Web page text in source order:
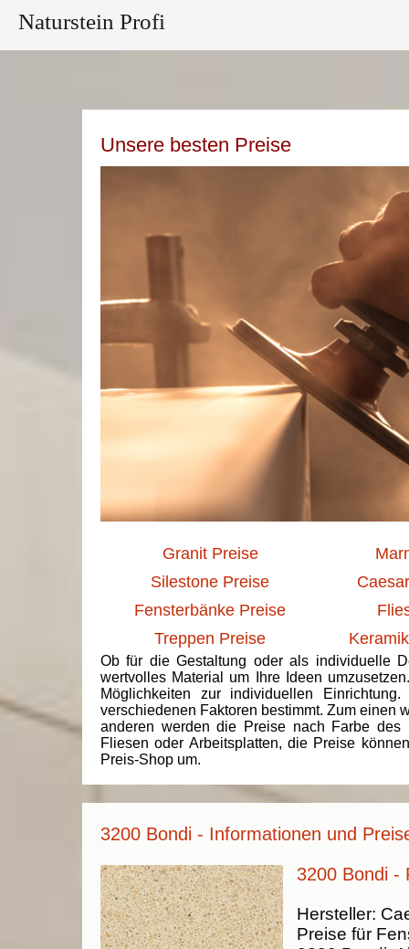
Naturstein Profi
Unsere besten Preise
Granit Preise
Silestone Preise
Fensterbänke Preise
Treppen Preise
Ob für die Gestaltung oder als individuelle
wertvolles Material um Ihre Ideen
Möglichkeiten zur individuellen
verschiedenen Faktoren bestimmt. Zum einen
anderen werden die Preise nach Farbe des
Fliesen oder Arbeitsplatten, die Preise
Preis-Shop um.
3200 Bondi - Informationen und
3200 Bondi -
Hersteller:
Preise für